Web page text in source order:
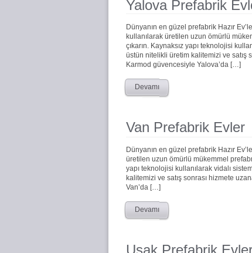
Yalova Prefabrik
Dünyanın en güzel prefabrik Hazır
kullanılarak üretilen uzun ömürlü
çıkarın. Kaynaksız yapı teknolojisi
üstün nitelikli üretim kalitemizi ve satış
Karmod güvencesiyle Yalova’da […]
Devamı
Van Prefabrik Evler
Dünyanın en güzel prefabrik Hazır
üretilen uzun ömürlü mükemmel
yapı teknolojisi kullanılarak vidalı
kalitemizi ve satış sonrası hizmete
Van’da […]
Devamı